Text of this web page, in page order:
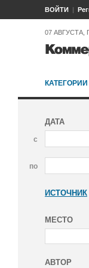
ВОЙТИ
07 АВГУСТА,
КАТЕГОРИИ
ДАТА
с
по
ИСТОЧНИК
МЕСТО
АВТОР